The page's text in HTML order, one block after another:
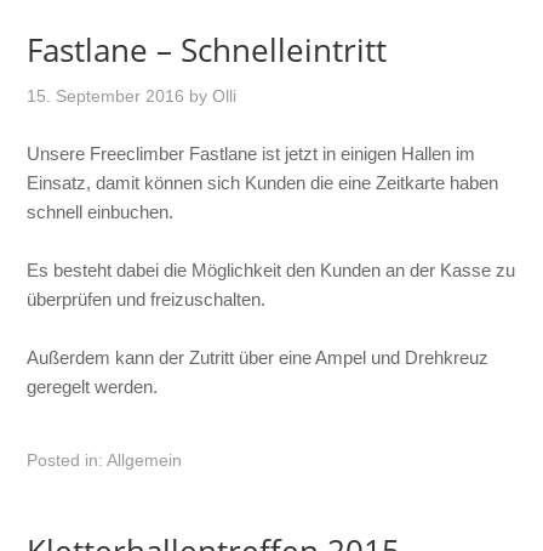
Fastlane – Schnelleintritt
15. September 2016 byOlli
Unsere Freeclimber Fastlane ist jetzt in einigen Hallen im
Einsatz, damit können sich Kunden die eine Zeitkarte haben
schnell einbuchen.
Es besteht dabei die Möglichkeit den Kunden an der Kasse zu
überprüfen und freizuschalten.
Außerdem kann der Zutritt über eine Ampel und Drehkreuz
geregelt werden.
Posted in:Allgemein